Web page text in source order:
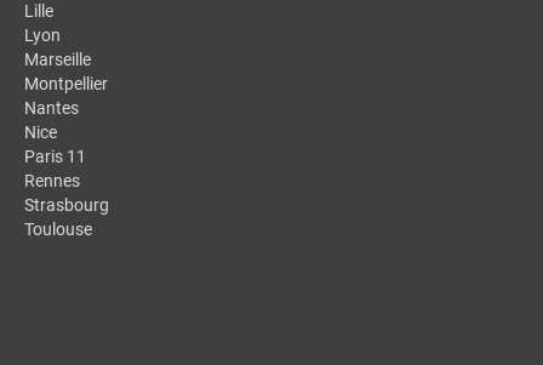
Lille
Lyon
Marseille
Montpellier
Nantes
Nice
Paris 11
Rennes
Strasbourg
Toulouse